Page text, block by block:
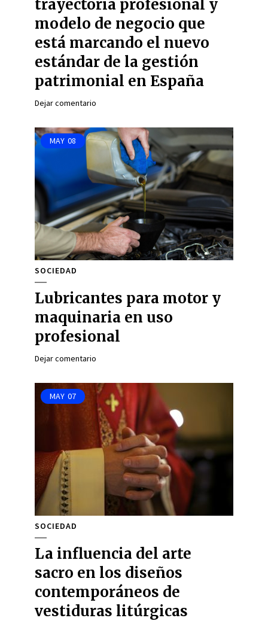
trayectoria profesional y
modelo de negocio que
está marcando el nuevo
estándar de la gestión
patrimonial en España
Dejar comentario
MAY 08
SOCIEDAD
Lubricantes para motor y
maquinaria en uso
profesional
Dejar comentario
MAY 07
SOCIEDAD
La influencia del arte
sacro en los diseños
contemporáneos de
vestiduras litúrgicas